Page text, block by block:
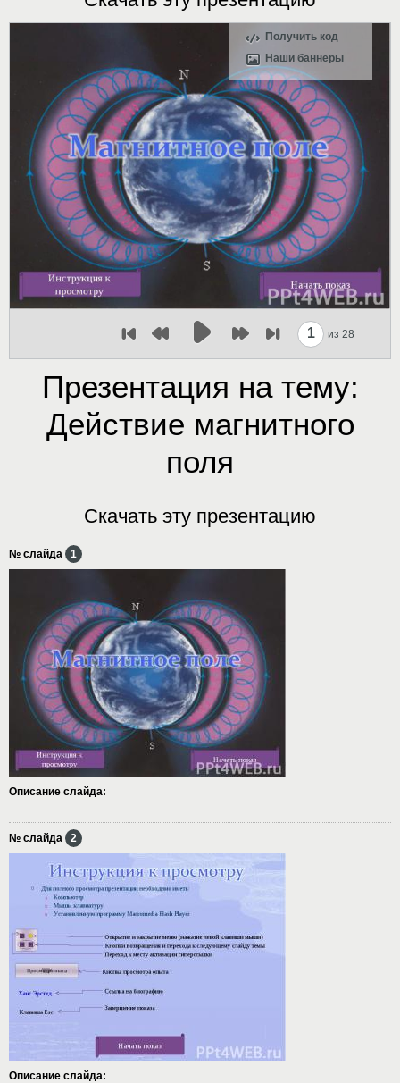
Получить код
Наши баннеры
1 из 28
Презентация на тему:
Действие магнитного
поля
Скачать эту презентацию
№ слайда 1
Описание слайда:
№ слайда 2
Описание слайда: